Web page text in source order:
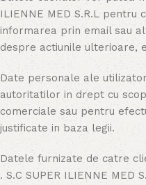
ILIENNE MED S.R.L pentru
informarea prin email sau
despre actiunile ulterioare,
Date personale ale
autoritatilor in drept cu
comerciale sau pentru
justificate in baza legii.
Datele furnizate de catre
. S.C SUPER ILIENNE MED